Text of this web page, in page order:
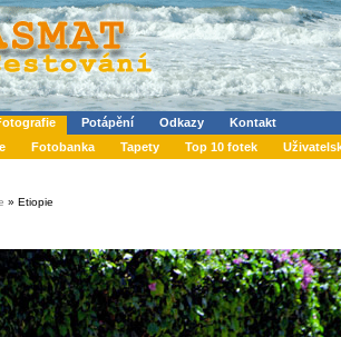
Potápění Odkazy
Kontakt
Fotobanka Tapety Top 10 fotek
» Etiopie